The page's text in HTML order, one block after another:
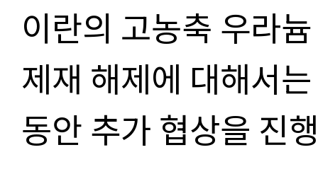
이란의 고농축 우라
제재 해제에 대해서
동안 추가 협상을 진